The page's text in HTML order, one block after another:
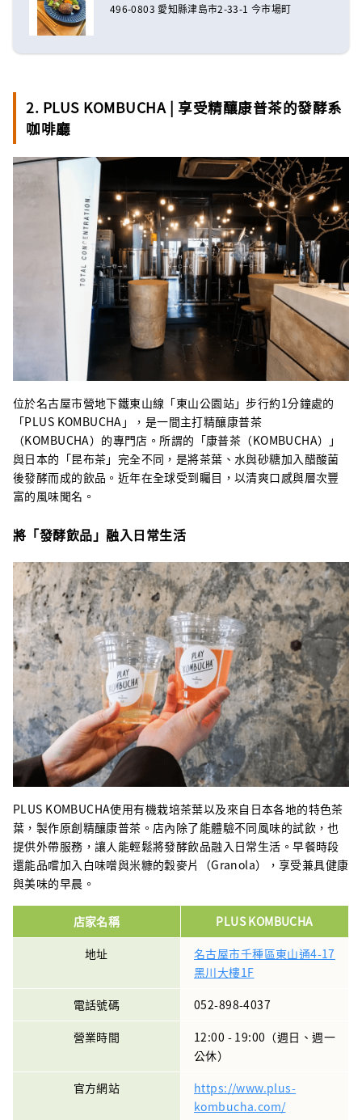
496-0803 愛知縣津島市2-33-1 今市場町
2. PLUS KOMBUCHA | 享受精釀康普茶的發酵系
咖啡廳
位於名古屋市營地下鐵東山線「東山公園站」步行約1分鐘處的
「PLUS KOMBUCHA」，是一間主打精釀康普茶
（KOMBUCHA）的專門店。所謂的「康普茶（KOMBUCHA）」
與日本的「昆布茶」完全不同，是將茶葉、水與砂糖加入醋酸菌
後發酵而成的飲品。近年在全球受到矚目，以清爽口感與層次豐
富的風味聞名。
將「發酵飲品」融入日常生活
PLUS KOMBUCHA使用有機栽培茶葉以及來自日本各地的特色茶
葉，製作原創精釀康普茶。店內除了能體驗不同風味的試飲，也
提供外帶服務，讓人能輕鬆將發酵飲品融入日常生活。早餐時段
還能品嚐加入白味噌與米糠的穀麥片（Granola），享受兼具健康
與美味的早晨。
店家名稱
PLUS KOMBUCHA
地址
名古屋市千種區東山通4-17
黑川大樓1F
電話號碼
052-898-4037
營業時間
12:00 - 19:00（週日、週一
公休）
官方網站
https://www.plus-
kombucha.com/